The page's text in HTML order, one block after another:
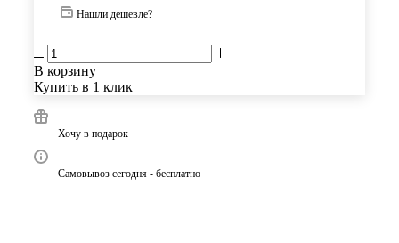
Нашли дешевле?
В корзину
Купить в 1 клик
Хочу в подарок
Самовывоз сегодня - бесплатно